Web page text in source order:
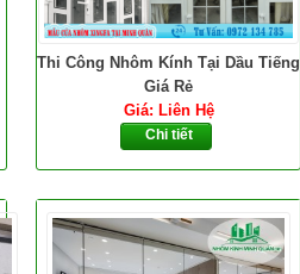
Thi Công Nhôm Kính Tại Dầu Tiếng
Giá Rẻ
Giá: Liên Hệ
Chi tiết